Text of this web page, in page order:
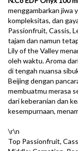
menggambarkan jiwa
kompleksitas, dan
Passionfruit, Cassis,
tajam dan namun
Lily of the Valley
oleh waktu. Aroma
di tengah nuansa
Beijing dengan
membuatmu merasa
dari keberanian dan
kesempurnaan,
\r\n
Top Passionfruit,